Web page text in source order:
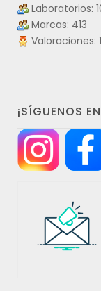
Laboratorios:
Marcas: 413
Valoraciones:
¡SÍGUENOS